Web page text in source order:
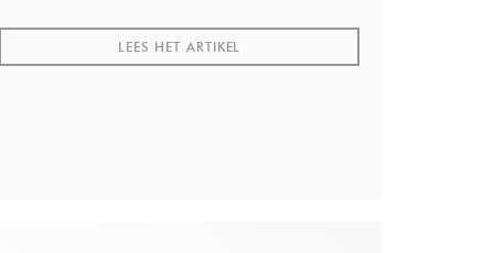
youtube.
LEES HET ARTIKEL